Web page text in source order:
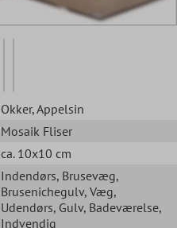
Okker, Appelsin
Mosaik Fliser
ca. 10x10 cm
Indendørs, Brusevæg,
Brusenichegulv, Væg,
Udendørs, Gulv, Badeværelse,
Indvendig